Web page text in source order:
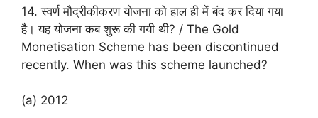
14. स्वर्ण मौद्रीकीकरण योजना को हाल ही में बंद कर दिया गया
है। यह योजना कब शुरू की गयी थी? / The Gold
Monetisation Scheme has been discontinued
recently. When was this scheme launched?
(a) 2012